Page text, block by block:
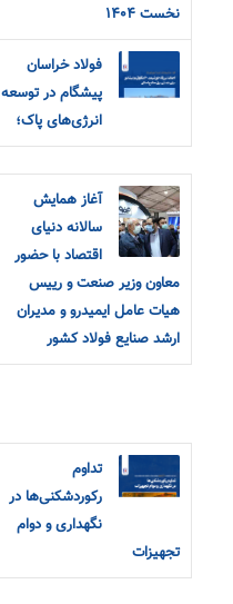
نخست ۱۴۰۴
فولاد خراسان
پیشگام در توسعه
انرژی‌های پاک؛
آغاز همایش
سالانه دنیای
اقتصاد با حضور
معاون وزیر صنعت و رییس
هیات عامل ایمیدرو و مدیران
ارشد صنایع فولاد کشور
تداوم
رکوردشکنی‌ها در
نگهداری و دوام
تجهیزات